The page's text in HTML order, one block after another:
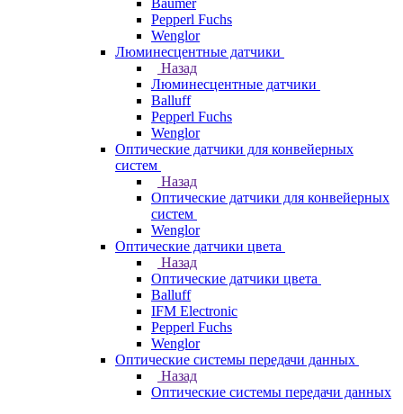
Baumer
Pepperl Fuchs
Wenglor
Люминесцентные датчики
Назад
Люминесцентные датчики
Balluff
Pepperl Fuchs
Wenglor
Оптические датчики для конвейерных
систем
Назад
Оптические датчики для конвейерных
систем
Wenglor
Оптические датчики цвета
Назад
Оптические датчики цвета
Balluff
IFM Electronic
Pepperl Fuchs
Wenglor
Оптические системы передачи данных
Назад
Оптические системы передачи данных